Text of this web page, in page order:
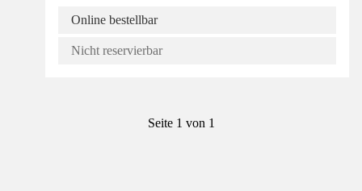
Online bestellbar
Nicht reservierbar
Seite 1 von 1